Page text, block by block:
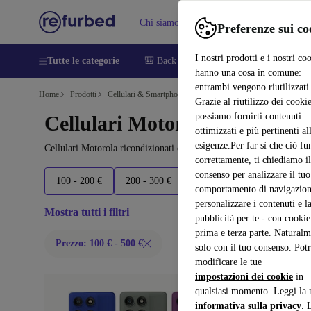
Preferenze sui
I nostri prodotti e i nostri
hanno una cosa in comune:
entrambi vengono riutilizzati.
Grazie al riutilizzo dei
possiamo fornirti contenuti
ottimizzati e più pertinenti
esigenze.Per far sì che ciò
correttamente, ti chiediamo il
consenso per analizzare il tuo
comportamento di
personalizzare i contenuti e la
pubblicità per te - con
prima e terza parte.
solo con il tuo consenso.
modificare le tue
impostazioni dei cookie in
qualsiasi momento. Leggi la
informativa sulla privacy.
Chi siamo Vendere Assistenza
Tutte le categorie 🎒 Back to school Smartphone
Home Prodotti Cellulari & Smartphone
Cellulari Motorola:
Cellulari Motorola ricondizionati certificati sotto 500 – risparmia
100 - 200 € 200 - 300 € 300 - 400 € 400+ €
Mostra tutti i filtri
Prezzo: 100 € - 500 €